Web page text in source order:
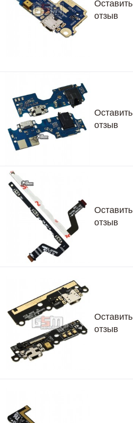
Оставить
отзыв
Оставить
отзыв
Оставить
отзыв
Оставить
отзыв